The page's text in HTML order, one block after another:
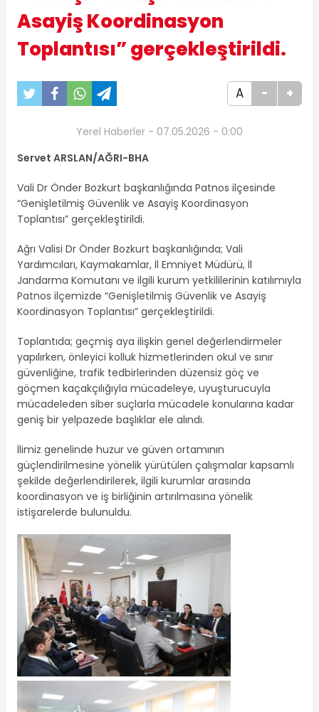
Asayiş Koordinasyon
Toplantısı” gerçekleştirildi.
A - +
Yerel Haberler - 07.05.2026 - 0:00
Servet ARSLAN/AĞRI-BHA
Vali Dr Önder Bozkurt başkanlığında Patnos ilçesinde
“Genişletilmiş Güvenlik ve Asayiş Koordinasyon
Toplantısı” gerçekleştirildi.
Ağrı Valisi Dr Önder Bozkurt başkanlığında; Vali
Yardımcıları, Kaymakamlar, İl Emniyet Müdürü, İl
Jandarma Komutanı ve ilgili kurum yetkililerinin katılımıyla
Patnos ilçemizde “Genişletilmiş Güvenlik ve Asayiş
Koordinasyon Toplantısı” gerçekleştirildi.
Toplantıda; geçmiş aya ilişkin genel değerlendirmeler
yapılırken, önleyici kolluk hizmetlerinden okul ve sınır
güvenliğine, trafik tedbirlerinden düzensiz göç ve
göçmen kaçakçılığıyla mücadeleye, uyuşturucuyla
mücadeleden siber suçlarla mücadele konularına kadar
geniş bir yelpazede başlıklar ele alındı.
İlimiz genelinde huzur ve güven ortamının
güçlendirilmesine yönelik yürütülen çalışmalar kapsamlı
şekilde değerlendirilerek, ilgili kurumlar arasında
koordinasyon ve iş birliğinin artırılmasına yönelik
istişarelerde bulunuldu.